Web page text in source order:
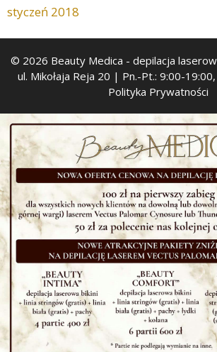
styczeń 2018
© 2026 Beauty Medica - depilacja
ul. Mikołaja Reja 20 | Pn.-Pt.: 9:00-
Polityka Prywatności